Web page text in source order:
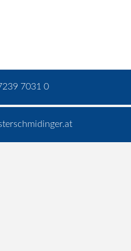
7031 0